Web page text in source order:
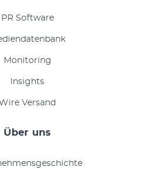
PR Software
Monitoring
Insights
Wire Versand
Über uns